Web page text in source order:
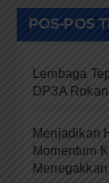
POS-POS
Lembaga
DP3A
Menjadikan
Momentum